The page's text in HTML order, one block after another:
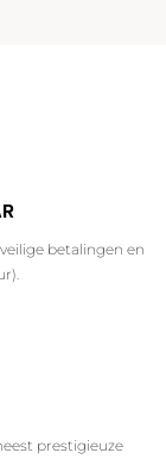
betalingen en
prestigieuze